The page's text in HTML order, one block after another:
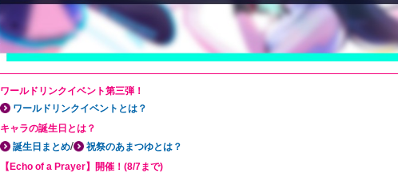
ワールドリンクイベント第三弾！
ワールドリンクイベントとは？
キャラの誕生日とは？
誕生日まとめ/
祝祭のあまつゆとは？
【Echo of a Prayer】開催！(8/7まで)